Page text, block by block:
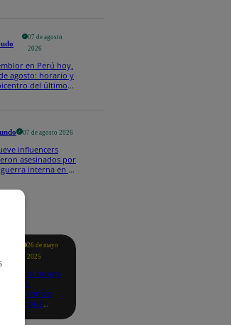
07 de agosto
2026
en Perú hoy,
agosto: horario y
del último
07 de agosto 2026
influencers
asesinados por
guerra interna en el
26 de mayo
2025
Revisa si tienes
deudas
consultando
con tu DNI: